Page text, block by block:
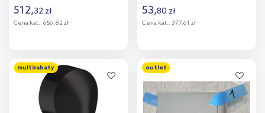
512,32 zł
Cena kat.: 656,82 zł
53,80 zł
Cena kat.: 377,61 zł
multirabaty outlet